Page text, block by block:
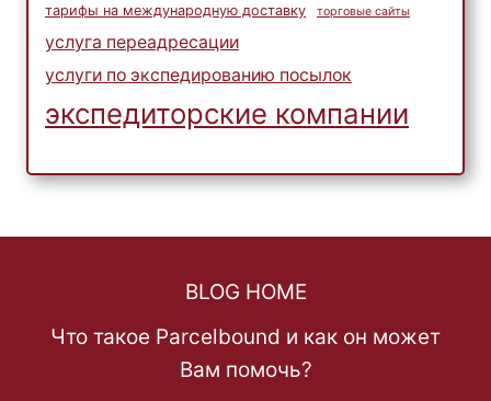
тарифы на международную доставку
торговые сайты
услуга переадресации
услуги по экспедированию посылок
экспедиторские компании
BLOG HOME
Что такое Parcelbound и как он может
Вам помочь?